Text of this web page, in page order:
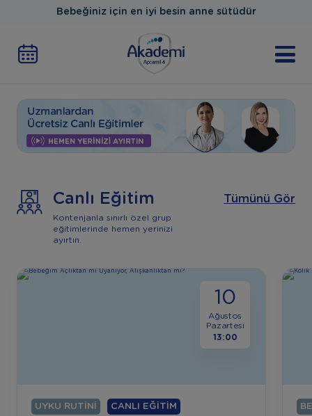
Bebeğiniz için en iyi besin anne sütüdür
Canlı Eğitim
Kontenjanla sınırlı özel grup
eğitimlerinde hemen yerinizi
ayırtın.
Tümünü Gör
10
Ağustos
Pazartesi
13:00
UYKU RUTINI CANLI EĞITIM